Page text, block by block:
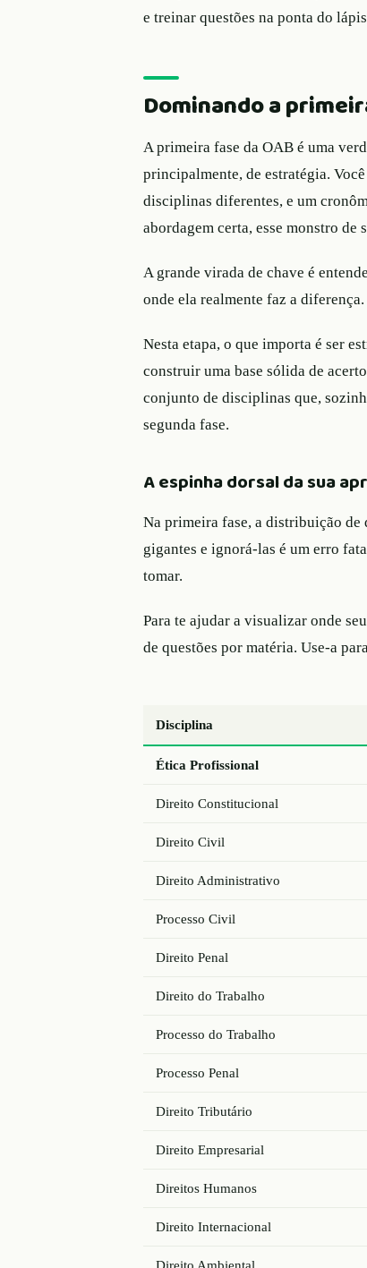
e treinar questões na ponta do
Dominando a
A primeira fase da OAB é uma
principalmente, de estratégia.
disciplinas diferentes, e um
abordagem certa, esse monstro de
A grande virada de chave é
onde ela realmente faz a diferença.
Nesta etapa, o que importa é ser
construir uma base sólida de
conjunto de disciplinas que,
segunda fase.
A espinha dorsal da sua
Na primeira fase, a distribuição de
gigantes e ignorá-las é um erro
tomar.
Para te ajudar a visualizar onde
de questões por matéria. Use-a
Disciplina
Ética Profissional
Direito Constitucional
Direito Civil
Direito Administrativo
Processo Civil
Direito Penal
Direito do Trabalho
Processo do Trabalho
Processo Penal
Direito Tributário
Direito Empresarial
Direitos Humanos
Direito Internacional